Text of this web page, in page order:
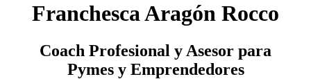
Franchesca Aragón Rocco
Coach Profesional y Asesor para
Pymes y Emprendedores